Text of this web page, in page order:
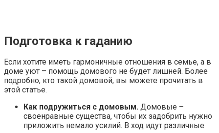
Подготовка к гаданию
Если хотите иметь гармоничные отношения в семье, а в
доме уют – помощь домового не будет лишней. Более
подробно, кто такой домовой, вы можете прочитать в
этой статье.
Как подружиться с домовым. Домовые –
своенравные существа, чтобы их задобрить нужно
приложить немало усилий. В ход идут различные